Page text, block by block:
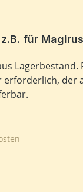
für Magirus
Lagerbestand.
erforderlich, der